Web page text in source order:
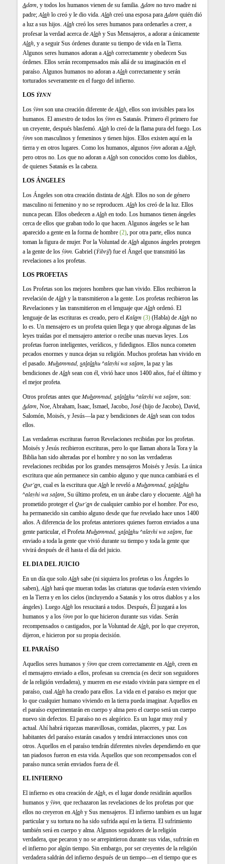
Adam, y todos los humanos vienen de su familia.Adam no tuvo madre ni
padre;Alah lo creó y le dio vida. Alah creó una esposa paraAdam quién dió
a luz a sus hijos. Alah creó los seres humanos para ordenarles a creer, a
profesar la verdad acerca deAlah y Sus Mensajeros, a adorar a únicamente
Alah, y a seguir Sus órdenes durante su tiempo de vida en la Tierra.
Algunos seres humanos adoran aAlah correctamente y obedecen Sus
órdenes. Ellos serán recompensados más allá de su imaginación en el
paraíso. Algunos humanos no adoran a Alah correctamente y serán
torturados severamente en el fuego del infierno.
LOS ŶINN
Losŷinn son una creación diferente deAlah, ellos son invisibles para los
humanos. El ansestro de todos losŷinn es Satanás. Primero él primero fue
un creyente, después blasfemó. Alah lo creó de la flama pura del fuego. Los
ŷinn son masculinos y femeninos y tienen hijos. Ellos existen aquí en la
tierra y en otros lugares. Como los humanos, algunosŷinn adoran aAlah
pero otros no. Los que no adoran aAlah son conocidos como los diablos,
de quienes Satanás es la cabeza.
LOS ÁNGELES
Los Ángeles son otra creación distinta de Alah. Ellos no son de género
masculino ni femenino y no se reproducen.Alah los creó de la luz. Ellos
nunca pecan. Ellos obedecen a Alah en todo. Los humanos tienen ángeles
cerca de ellos que graban todo lo que hacen. Algunos ángeles se le han
aparecido a gente en la forma de hombre(2), por otra parte, ellos nunca
toman la figura de mujer. Por la Voluntad de Alah algunos ángeles protegen
a la gente de losŷinn. Gabriel (Ŷibril) fue el Ángel que transmitió las
revelaciones a los profetas.
LOS PROFETAS
Los Profetas son los mejores hombres que han vivido. Ellos recibieron la
revelación de Alah y la transmitieron a la gente. Los profetas recibieron las
Revelaciones y las transmitieron en el lenguaje que Alah ordenó. El
lenguaje de las escrituras es creado, pero elKalam (3) (Habla) de Alah no
lo es. Un mensajero es un profeta quien llega y que abroga algunas de las
leyes traídas por el mensajero anterior o recibe unas nuevas leyes. Los
profetas fueron inteligentes, verídicos, y fidedignos. Ellos nunca cometen
pecados enormes y nunca dejan su religión. Muchos profetas han vivido en
el pasado.Muhammad,salalahu ^alayhi wa salam, la paz y las
bendiciones de Alah sean con él, vivió hace unos 1400 años, fué el último y
el mejor profeta.
Otros profetas antes queMuhammad,salalahu ^alayhi wa salam, son:
Adam, Noe, Abraham, Isaac, Ismael, Jacobo, José (hijo de Jacobo), David,
Salomón, Moisés, y Jesús—la paz y bendiciones deAlah sean con todos
ellos.
Las verdaderas escrituras fueron Revelaciones recibidas por los profetas.
Moisés y Jesús recibieron escrituras, pero lo que llaman ahora la Tora y la
Biblia han sido alteradas por el hombre y no son las verdaderas
revelaciones recibidas por los grandes mensajeros Moisés y Jesús. La única
escritura que aún permanece sin cambio alguno y que nunca cambiará es el
Qur'an, cual es la escritura queAlah le reveló a Muhammad,salalahu
^alayhi wa salam, Su último profeta, en un árabe claro y elocuente.Alah ha
prometido proteger elQur'an de cualquier cambio por el hombre. Por eso,
ha permanecido sin cambio alguno desde que fue revelado hace unos 1400
años. A diferencia de los profetas anteriores quienes fueron enviados a una
gente particular, el ProfetaMuhammad,salalahu ^alayhi wa salam, fue
enviado a toda la gente que vivió durante su tiempo y toda la gente que
vivirá después de él hasta el día del juicio.
EL DIA DEL JUICIO
En un día que soloAlah sabe (ni siquiera los profetas o los Ángeles lo
saben), Alah hará que mueran todas las criaturas que todavía esten viviendo
en la Tierra y en los cielos (incluyendo a Satanás y los otros diablos y a los
ángeles). LuegoAlah los resucitará a todos. Después, Él juzgará a los
humanos y a losŷinn por lo que hicieron durante sus vidas. Serán
recompensados o castigados, por la Voluntad deAlah, por lo que creyeron,
dijeron, e hicieron por su propia decisión.
EL PARAÍSO
Aquellos seres humanos yŷinn que creen correctamente enAlah, creen en
el mensajero enviado a ellos, profesan su creencia (es decir son seguidores
de la religión verdadera), y mueren en ese estado vivirán para siempre en el
paraíso, cualAlah ha creado para ellos. La vida en el paraíso es mejor que
lo que cualquier humano viviendo en la tierra pueda imaginar. Aquellos en
el paraíso experimentarán en cuerpo y alma pero el cuerpo será un cuerpo
nuevo sin defectos. El paraíso no es alegórico. Es un lugar muy real y
actual. Ahí habrá riquezas maravillosas, comidas, placeres, y paz. Los
habitantes del paraíso estarán casados y tendrá interacciones unos con
otros. Aquellos en el paraíso tendrán diferentes niveles dependiendo en que
tan piadosos fueron en esta vida. Aquellos que son recompensados con el
paraíso nunca serán enviados fuera de él.
EL INFIERNO
El infierno es otra creación deAlah, es el lugar donde residirán aquellos
humanos yŷinn que rechazaron las revelaciones de los profetas por que
ellos no creyeron en Alah y Sus mensajeros. El infierno tambien es un lugar
particular y su tortura no ha sido sufrida aquí en la tierra. El sufrimiento
también será en cuerpo y alma. Algunos seguidores de la religión
verdadera, que pecaron y no se arrepintieron durante sus vidas, sufrirán en
el infierno por algún tiempo. Sin embargo, por ser creyentes de la religión
verdadera saldrán del infierno después de un tiempo—en el tiempo que es